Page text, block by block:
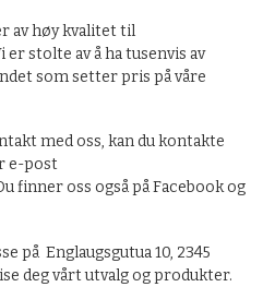
av høy kvalitet til
stolte av å ha tusenvis av
som setter pris på våre
med oss, kan du kontakte
e-post
finner oss også på Facebook og
på Englaugsgutua 10, 2345
deg vårt utvalg og produkter.